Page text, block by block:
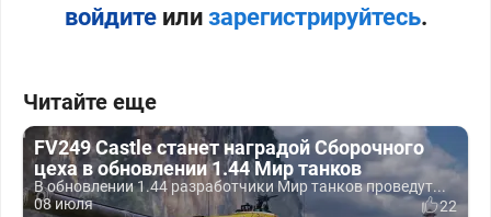
войдитеили зарегистрируйтесь.
Читайте еще
FV249 Castle станет наградой Сборочного
цеха в обновлении 1.44 Мир танков
В обновлении 1.44 разработчики Мир танков проведут...
08 июля
22